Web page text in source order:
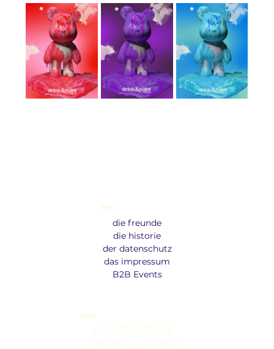
Menu
die freunde
die historie
der datenschutz
das impressum
B2B Events
Kontakt
+49 157 31571468
info@diekunstbar.